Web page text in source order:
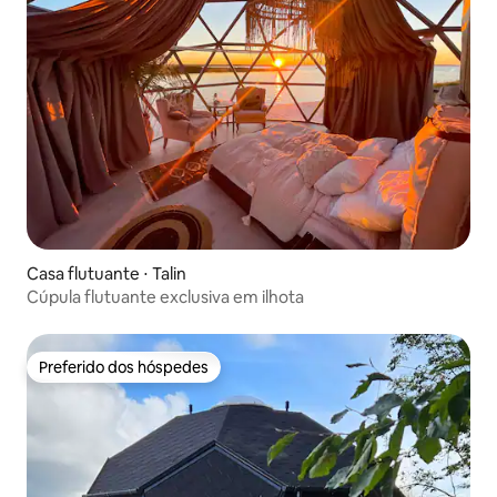
Casa flutuante ⋅ Talin
Cúpula flutuante exclusiva em ilhota
Preferido dos hóspedes
Preferido dos hóspedes